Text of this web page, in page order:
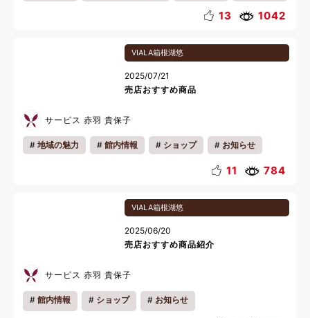
13 1042
VIALA箱根湖悠
2025/07/21
売店おすすめ商品
サービス 赤羽 貴保子
地域の魅力 館内情報 ショップ お知らせ
11 784
VIALA箱根湖悠
2025/06/20
売店おすすめ商品紹介
サービス 赤羽 貴保子
館内情報 ショップ お知らせ